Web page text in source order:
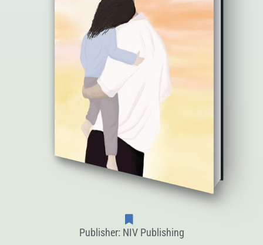
Publisher: NIV Publishing